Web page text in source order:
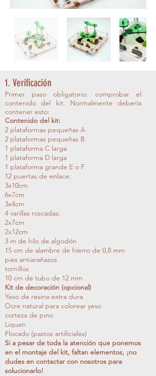
1. Verificación
Primer paso obligatorio: comprobar el
contenido del kit. Normalmente debería
contener esto:
Contenido del kit:
2 plataformas pequeñas A
2 plataformas pequeñas B
1 plataforma C larga
1 plataforma D larga
1 plataforma grande E o F
12 puertas de enlace:
3x10cm
6x7cm
3x4cm
4 varillas roscadas:
2x7cm
2x12cm
3 m de hilo de algodón
15 cm de alambre de hierro de 0,8 mm
pies antiarañazos
tornillos
10 cm de tubo de 12 mm
Kit de decoración (opcional)
Yeso de resina extra dura
Ocre natural para colorear yeso
corteza de pino
Liquen
Flocado (pastos artificiales)
Si a pesar de toda la atención que ponemos
en el montaje del kit, faltan elementos, ¡no
dudes en contactar con nosotros para
solucionarlo!